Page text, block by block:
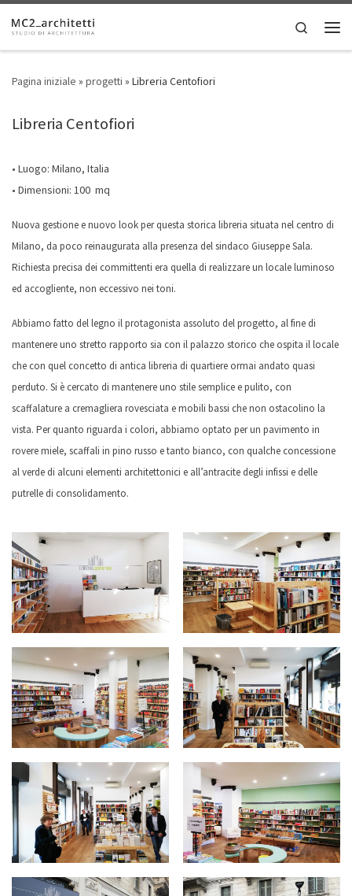
Skip to content
Search
Pagina iniziale » progetti » Libreria Centofiori
Libreria Centofiori
• Luogo: Milano, Italia
• Dimensioni: 100 mq
Nuova gestione e nuovo look per questa storica libreria situata nel centro di
Milano, da poco reinaugurata alla presenza del sindaco Giuseppe Sala.
Richiesta precisa dei committenti era quella di realizzare un locale luminoso
ed accogliente, non eccessivo nei toni.
Abbiamo fatto del legno il protagonista assoluto del progetto, al fine di
mantenere uno stretto rapporto sia con il palazzo storico che ospita il locale
che con quel concetto di antica libreria di quartiere ormai andato quasi
perduto. Si è cercato di mantenere uno stile semplice e pulito, con
scaffalature a cremagliera rovesciata e mobili bassi che non ostacolino la
vista. Per quanto riguarda i colori, abbiamo optato per un pavimento in
rovere miele, scaffali in pino russo e tanto bianco, con qualche concessione
al verde di alcuni elementi architettonici e all’antracite degli infissi e delle
putrelle di consolidamento.